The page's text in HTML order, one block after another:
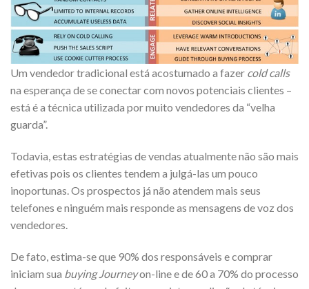
Um vendedor tradicional está acostumado a fazer cold calls
na esperança de se conectar com novos potenciais clientes –
está é a técnica utilizada por muito vendedores da “velha
guarda”.
Todavia, estas estratégias de vendas atualmente não são mais
efetivas pois os clientes tendem a julgá-las um pouco
inoportunas. Os prospectos já não atendem mais seus
telefones e ninguém mais responde as mensagens de voz dos
vendedores.
De fato, estima-se que 90% dos responsáveis e comprar
iniciam sua buying Journeyon-line e de 60 a 70% do processo